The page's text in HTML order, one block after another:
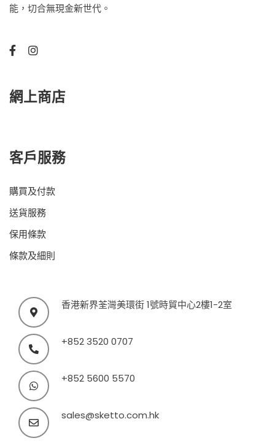
能，切合無現金新世代。
網上商店
客戶服務
購買及付款
送貨服務
保用條款
條款及細則
香港新界荃灣美環街 1號時貿中心2樓1-2室
+852 3520 0707
+852 5600 5570
sales@sketto.com.hk